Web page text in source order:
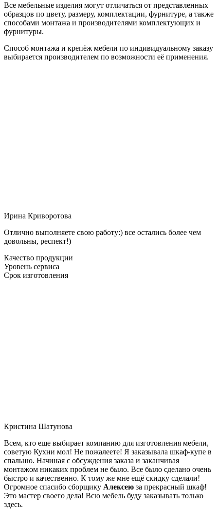
Все мебельные изделия могут отличаться от представленных
образцов по цвету, размеру, комплектации, фурнитуре, а также
способами монтажа и производителями комплектующих и
фурнитуры.
Способ монтажа и крепёж мебели по индивидуальному заказу
выбирается производителем по возможности её применения.
Ирина Криворотова
Отлично выполняете свою работу:) все остались более чем
довольны, респект!)
Качество продукции
Уровень сервиса
Срок изготовления
Кристина Шатунова
Всем, кто еще выбирает компанию для изготовления мебели,
советую Кухни мол! Не пожалеете! Я заказывала шкаф-купе в
спальню. Начиная с обсуждения заказа и заканчивая
монтажом никаких проблем не было. Все было сделано очень
быстро и качественно. К тому же мне ещё скидку сделали!
Огромное спасибо сборщику Алексею за прекрасный шкаф!
Это мастер своего дела! Всю мебель буду заказывать только
здесь.